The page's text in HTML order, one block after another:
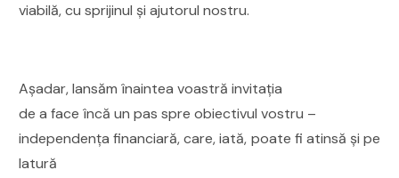
viabilă, cu sprijinul și ajutorul nostru.
Așadar, lansăm înaintea voastră invitația
de a face încă un pas spre obiectivul vostru –
independența financiară, care, iată, poate fi atinsă și pe
latură